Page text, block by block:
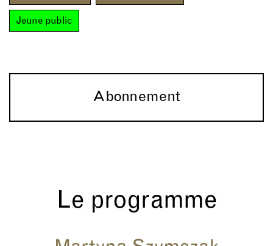
Jeune public
Abonnement
Le programme